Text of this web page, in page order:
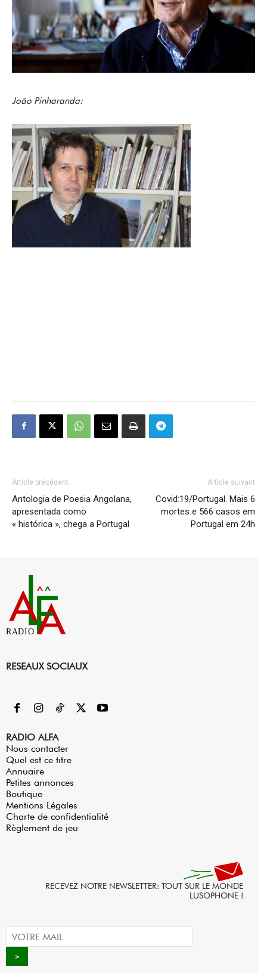
João Pinharanda:
Article précédent
Antologia de Poesia Angolana,
apresentada como
« histórica », chega a Portugal
Article suivant
Covid:19/Portugal. Mais 6
mortes e 566 casos em
Portugal em 24h
RADIO
RESEAUX SOCIAUX
RADIO ALFA
Nous contacter
Quel est ce titre
Annuaire
Petites annonces
Boutique
Mentions Légales
Charte de confidentialité
Règlement de jeu
RECEVEZ NOTRE NEWSLETTER: TOUT SUR LE MONDE
LUSOPHONE !